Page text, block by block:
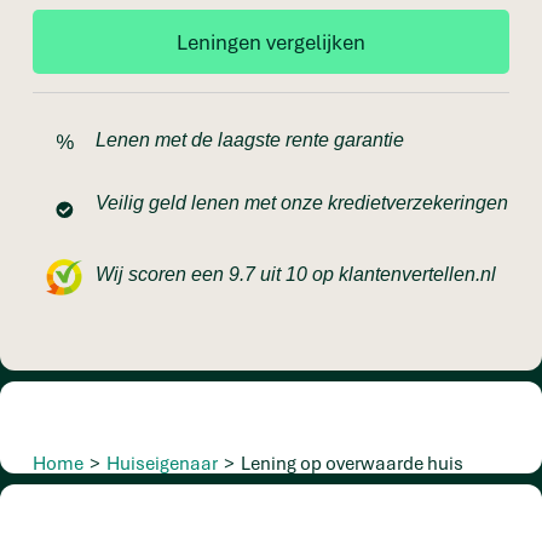
Lenen met de laagste rente garantie
Veilig geld lenen met onze kredietverzekeringen
Wij scoren een 9.7 uit 10 op klantenvertellen.nl
Home > Huiseigenaar > Lening op overwaarde huis